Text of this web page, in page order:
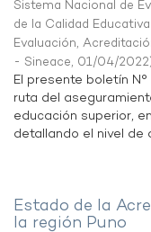
Sistema Nacional de
de la Calidad
Evaluación,
- Sineace, 01/04/2022
El presente boletín
ruta del
educación superior,
detallando el nivel de
Estado de la
la región Puno